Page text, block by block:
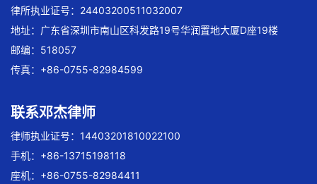
律所执业证号：24403200511032007
地址：广东省深圳市南山区科发路19号华润置地大厦D座19楼
邮编：518057
传真：+86-0755-82984599
联系邓杰律师
律师执业证号：14403201810022100
手机：+86-13715198118
座机：+86-0755-82984411